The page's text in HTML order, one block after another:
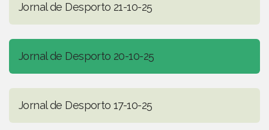
Jornal de Desporto 21-10-25
Jornal de Desporto 20-10-25
Jornal de Desporto 17-10-25